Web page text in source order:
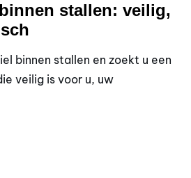
stallen: veilig,
binnen stallen en zoekt u een
veilig is voor u, uw